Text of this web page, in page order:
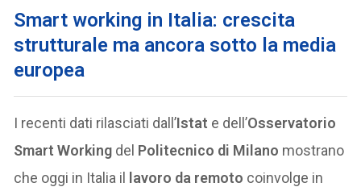
Smart working in Italia: crescita
strutturale ma ancora sotto la media
europea
I recenti dati rilasciati dall’Istat e dell’Osservatorio
Smart Working del Politecnico di Milano mostrano
che oggi in Italia il lavoro da remoto coinvolge in